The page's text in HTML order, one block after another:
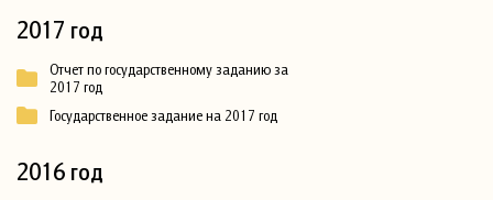
2017 год
Отчет по государственному заданию за
2017 год
Государственное задание на 2017 год
2016 год